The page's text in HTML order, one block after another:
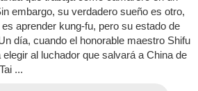
embargo, su verdadero sueño es otro,
aprender kung-fu, pero su estado de
día, cuando el honorable maestro Shifu
al luchador que salvará a China de
...